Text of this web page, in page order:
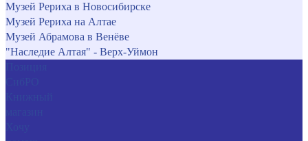
Музей Рериха в Новосибирске
Музей Рериха на Алтае
Музей Абрамова в Венёве
"Наследие Алтая" - Верх-Уймон